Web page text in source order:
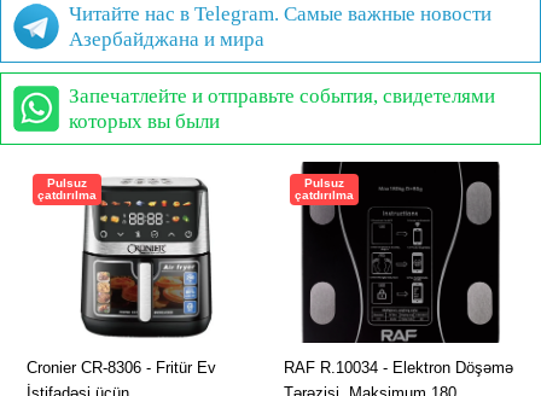
Читайте нас в Telegram. Самые важные новости
Азербайджана и мира
Запечатлейте и отправьте события, свидетелями
которых вы были